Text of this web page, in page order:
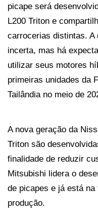
picape será
L200 Triton e
carrocerias distintas. A
incerta, mas há
utilizar seus motores
primeiras unidades da
Tailândia no meio de
A nova geração da
Triton são
finalidade de reduzir
Mitsubishi lidera o
de picapes e já está
produção.